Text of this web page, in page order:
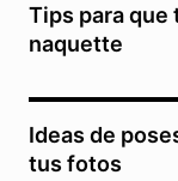
Tips para que
naquette
Ideas de
tus fotos